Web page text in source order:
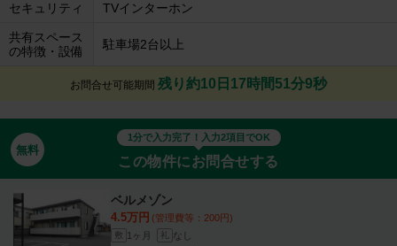
セキュリティ TVインターホン
共有スペース
の特徴・設備
駐車場2台以上
お問合せ可能期間 残り約10日17時間51分8秒
無料
1分で入力完了！入力2項目でOK
この物件にお問合せする
ベルメゾン
4.5万円 (管理費等：200円)
敷 1ヶ月 礼 なし